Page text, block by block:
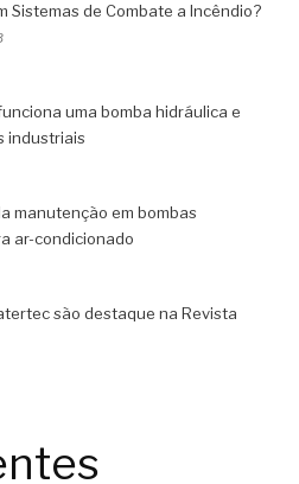
Sistemas de Combate a Incêndio?
uma bomba hidráulica e
industriais
manutenção em bombas
ar-condicionado
são destaque na Revista